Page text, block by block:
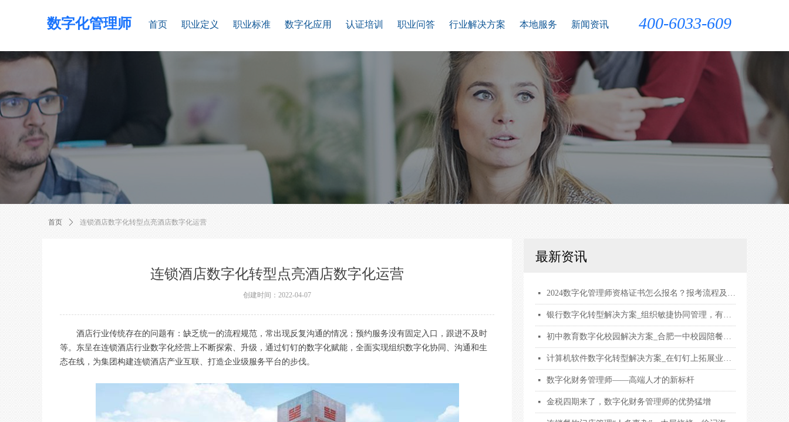
400-6033-609
数字化管理师 首页 职业定义 职业标准 数字化应用 认证培训 职业问答 行业解决方案 本地服务 新闻资讯
首页 ꄲ 连锁酒店数字化转型点亮酒店数字化运营
连锁酒店数字化转型点亮酒店数字化运营
酒店行业传统存在的问题有：缺乏统一的流程规范，常出现反复沟通的情况；预约服务没有固定入口，跟进不及时
等。东呈在连锁酒店行业数字化经营上不断探索、升级，通过钉钉的数字化赋能，全面实现组织数字化协同、沟通和生
态在线，为集团构建连锁酒店产业互联、打造企业级服务平台的步伐。
创建时间： 2022-04-07
最新资讯
넷 2024数字化管理师资格证书怎么报名？报考流程及要求，证书用途和考试内容有哪些？
넷 银行数字化转型解决方案_组织敏捷协同管理，有效助力战略落地
넷 初中教育数字化校园解决方案_合肥一中校园陪餐，保障2万名师生饮食安全
넷 计算机软件数字化转型解决方案_在钉钉上拓展业务边界，探寻 ToB 业务增长点
넷 数字化财务管理师——高端人才的新标杆
넷 金税四期来了，数字化财务管理师的优势猛增